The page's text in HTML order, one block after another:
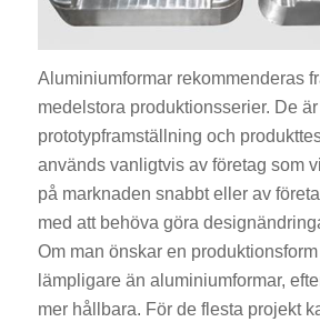
Aluminiumformar rekommenderas
medelstora produktionsserier. De
prototypframställning och
används vanligtvis av företag som
på marknaden snabbt eller av
med att behöva göra
Om man önskar en
lämpligare än aluminiumformar,
mer hållbara. För de flesta projekt